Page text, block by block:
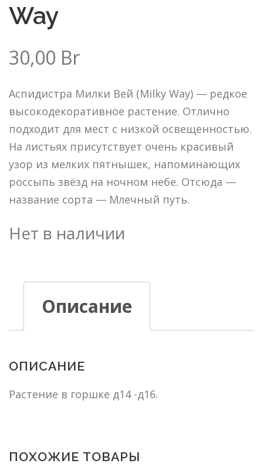
Way
30,00 Br
Аспидистра Милки Вей (Milky Way) — редкое
высокодекоративное растение. Отлично
подходит для мест с низкой освещенностью.
На листьях присутствует очень красивый
узор из мелких пятнышек, напоминающих
россыпь звёзд на ночном небе. Отсюда —
название сорта — Млечный путь.
Нет в наличии
Описание
ОПИСАНИЕ
Растение в горшке д14 -д16.
ПОХОЖИЕ ТОВАРЫ